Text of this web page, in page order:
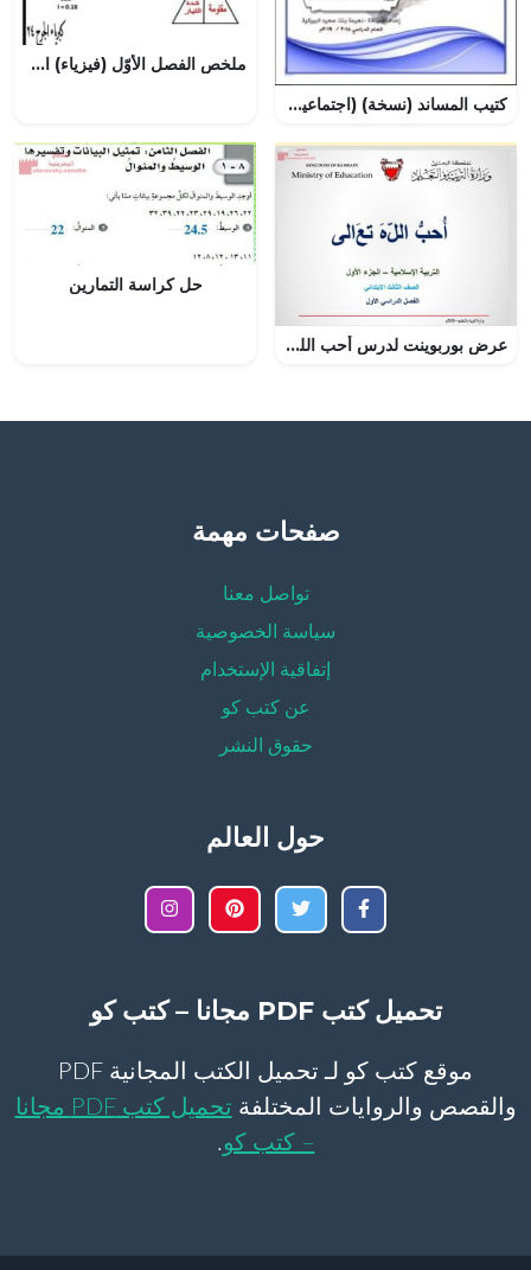
كتيب المساند (نسخة) (اجتماعيات) الثاني عشر
ملخص الفصل الأوّل (فيزياء) الأول الثانوي
عرض بوربوينت لدرس أحب الله تعالى
حل كراسة التمارين
صفحات مهمة
تواصل معنا
سياسة الخصوصية
إتفاقية الإستخدام
عن كتب كو
حقوق النشر
حول العالم
تحميل كتب PDF مجانا – كتب كو
موقع كتب كو لـ تحميل الكتب المجانية PDF
والقصص والروايات المختلفة
تحميل كتب PDF مجانا
– كتب كو.